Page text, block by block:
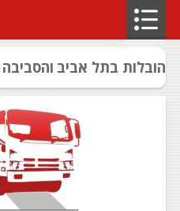
הובלות בתל אביב והסביבה